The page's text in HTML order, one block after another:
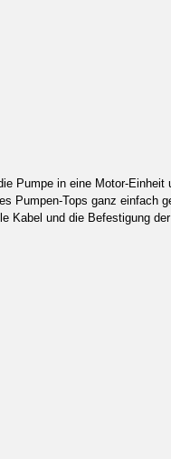
Pumpe in eine Motor-Einheit
Pumpen-Tops ganz einfach
Kabel und die Befestigung